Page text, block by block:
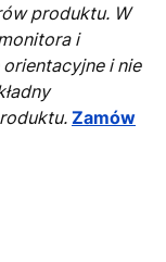
produktu. W
i
i nie
Zamów